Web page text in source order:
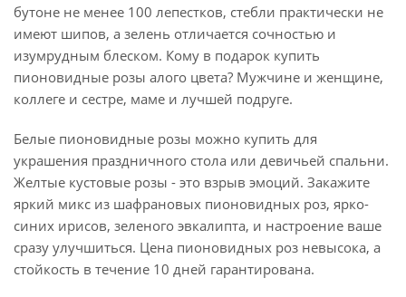
бутоне не менее 100 лепестков, стебли практически не
имеют шипов, а зелень отличается сочностью и
изумрудным блеском. Кому в подарок купить
пионовидные розы алого цвета? Мужчине и женщине,
коллеге и сестре, маме и лучшей подруге.
Белые пионовидные розы можно купить для
украшения праздничного стола или девичьей спальни.
Желтые кустовые розы - это взрыв эмоций. Закажите
яркий микс из шафрановых пионовидных роз, ярко-
синих ирисов, зеленого эвкалипта, и настроение ваше
сразу улучшиться. Цена пионовидных роз невысока, а
стойкость в течение 10 дней гарантирована.